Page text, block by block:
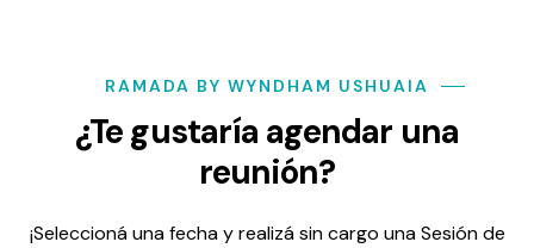
RAMADA BY WYNDHAM USHUAIA
¿Te gustaría agendar una
reunión?
¡Seleccioná una fecha y realizá sin cargo una Sesión de